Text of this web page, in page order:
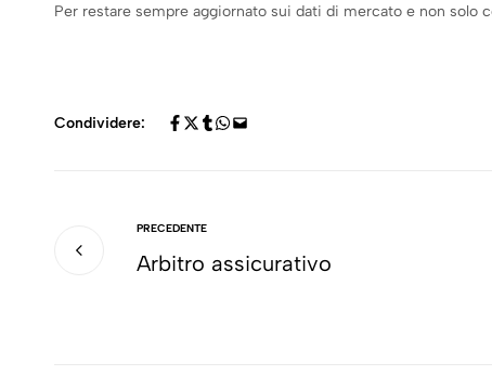
Per restare sempre aggiornato sui dati di mercato e non solo
Condividere:
PRECEDENTE
Arbitro assicurativo